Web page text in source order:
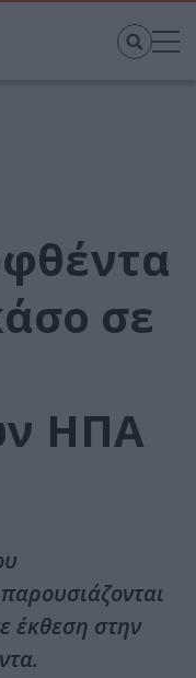
σε
ΗΠΑ
έκθεση στην